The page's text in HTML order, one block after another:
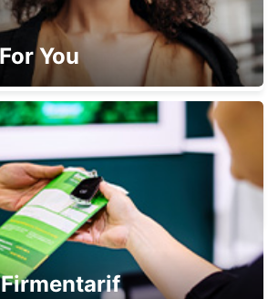
INTERNATIONAL
AIRPORT
You